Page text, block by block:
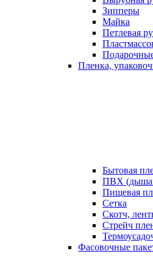
Зипперы
Майка
Петлевая
Пленка,
Бытовая
ПВХ
Пищевая
Сетка
Скотч,
Стрейч
Фасовочные